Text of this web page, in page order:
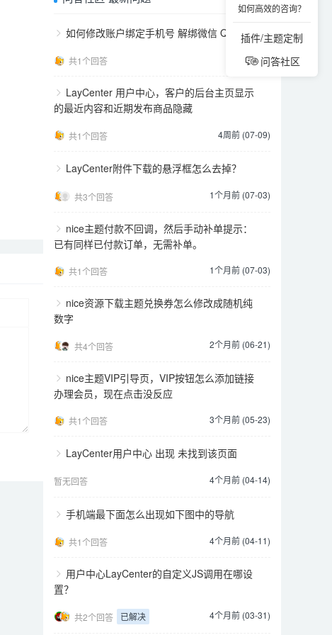
如何修改账户绑定手机号 解绑微信 QQ
共1个回答 2天前
LayCenter 用户中心，客户的后台主页显示
的最近内容和近期发布商品隐藏
共1个回答 4周前 (07-09)
LayCenter附件下载的悬浮框怎么去掉？
共3个回答 1个月前 (07-03)
nice主题付款不回调，然后手动补单提示：
已有同样已付款订单，无需补单。
共1个回答 1个月前 (07-03)
nice资源下载主题兑换券怎么修改成随机纯
数字
共4个回答 2个月前 (06-21)
nice主题VIP引导页，VIP按钮怎么添加链接
办理会员，现在点击没反应
共1个回答 3个月前 (05-23)
LayCenter用户中心 出现 未找到该页面
暂无回答 4个月前 (04-14)
手机端最下面怎么出现如下图中的导航
共1个回答 4个月前 (04-11)
用户中心LayCenter的自定义JS调用在哪设
置？
共2个回答 已解决 4个月前 (03-31)
如何高效的咨询？
插件/主题定制
问答社区